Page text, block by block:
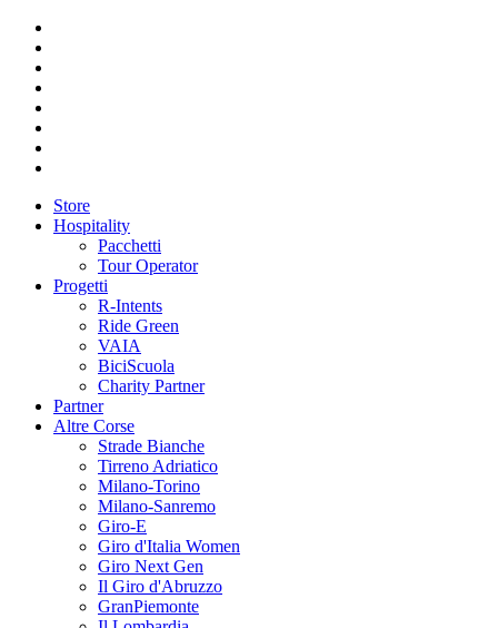
Store
Hospitality
Pacchetti
Tour Operator
Progetti
R-Intents
Ride Green
VAIA
BiciScuola
Charity Partner
Partner
Altre Corse
Strade Bianche
Tirreno Adriatico
Milano-Torino
Milano-Sanremo
Giro-E
Giro d'Italia Women
Giro Next Gen
Il Giro d'Abruzzo
GranPiemonte